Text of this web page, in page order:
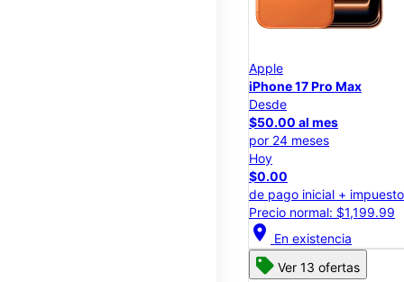
Apple
iPhone 17 Pro Max
Desde
$50.00 al mes
por 24 meses
Hoy
$0.00
de pago inicial +
Precio normal: $1,199.99
location_on En existencia
Ver 13 ofertas